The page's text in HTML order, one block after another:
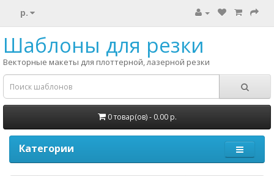
р.
Шаблоны для резки
Векторные макеты для плоттерной, лазерной резки
0 товар(ов) - 0.00 р.
Категории